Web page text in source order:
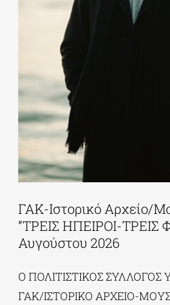
ΓΑΚ-Ιστορικό Αρχείο/
“ΤΡΕΙΣ ΗΠΕΙΡΟΙ-ΤΡΕΙΣ
Αυγούστου 2026
Ο ΠΟΛΙΤΙΣΤΙΚΟΣ ΣΥΛΛΟΓΟΣ
ΓΑΚ/ΙΣΤΟΡΙΚΟ ΑΡΧΕΙΟ-